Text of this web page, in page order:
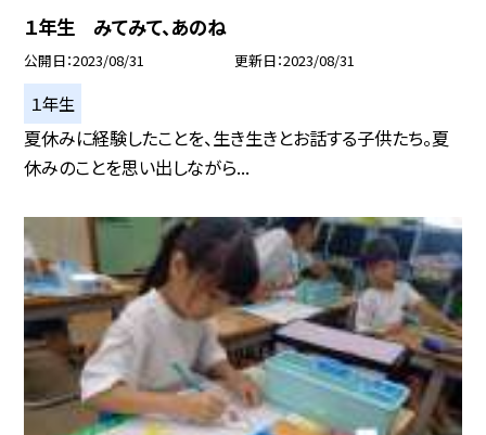
１年生 みてみて、あのね
公開日 2023/08/31 更新日 2023/08/31
１年生
夏休みに経験したことを、生き生きとお話する子供たち。夏
休みのことを思い出しながら...